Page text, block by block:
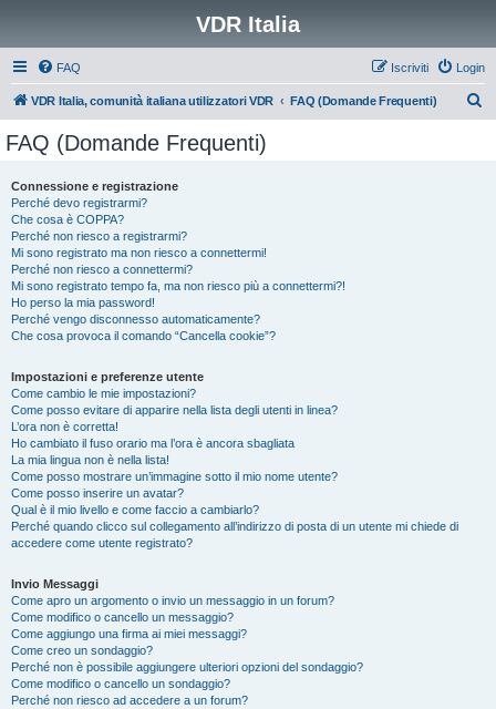
VDR Italia
FAQ Login
Iscriviti
VDR Italia, comunità italiana utilizzatori VDR FAQ (Domande Frequenti)
FAQ (Domande Frequenti)
Connessione e registrazione
Perché devo registrarmi?
Che cosa è COPPA?
Perché non riesco a registrarmi?
Mi sono registrato ma non riesco a connettermi!
Perché non riesco a connettermi?
Mi sono registrato tempo fa, ma non riesco più a connettermi?!
Ho perso la mia password!
Perché vengo disconnesso automaticamente?
Che cosa provoca il comando “Cancella cookie”?
Impostazioni e preferenze utente
Come cambio le mie impostazioni?
Come posso evitare di apparire nella lista degli utenti in linea?
L’ora non è corretta!
Ho cambiato il fuso orario ma l’ora è ancora sbagliata
La mia lingua non è nella lista!
Come posso mostrare un’immagine sotto il mio nome utente?
Come posso inserire un avatar?
Qual è il mio livello e come faccio a cambiarlo?
Perché quando clicco sul collegamento all’indirizzo di posta di un utente mi chiede di
accedere come utente registrato?
Invio Messaggi
Come apro un argomento o invio un messaggio in un forum?
Come modifico o cancello un messaggio?
Come aggiungo una firma ai miei messaggi?
Come creo un sondaggio?
Perché non è possibile aggiungere ulteriori opzioni del sondaggio?
Come modifico o cancello un sondaggio?
Perché non riesco ad accedere a un forum?